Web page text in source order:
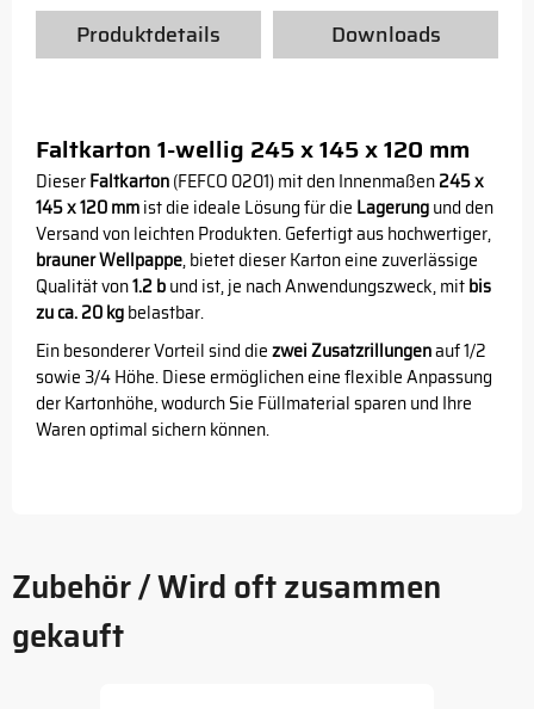
Produktdetails Downloads
Faltkarton 1-wellig 245 x 145 x 120 mm
DieserFaltkarton(FEFCO 0201) mit den Innenmaßen245 x
145 x 120 mmist die ideale Lösung für die Lagerungund den
Versand von leichten Produkten. Gefertigt aus hochwertiger,
brauner Wellpappe, bietet dieser Karton eine zuverlässige
Qualität von1.2 bund ist, je nach Anwendungszweck, mitbis
zu ca. 20 kgbelastbar.
Ein besonderer Vorteil sind diezwei Zusatzrillungenauf 1/2
sowie 3/4 Höhe. Diese ermöglichen eine flexible Anpassung
der Kartonhöhe, wodurch Sie Füllmaterial sparen und Ihre
Waren optimal sichern können.
Zubehör / Wird oft zusammen
gekauft